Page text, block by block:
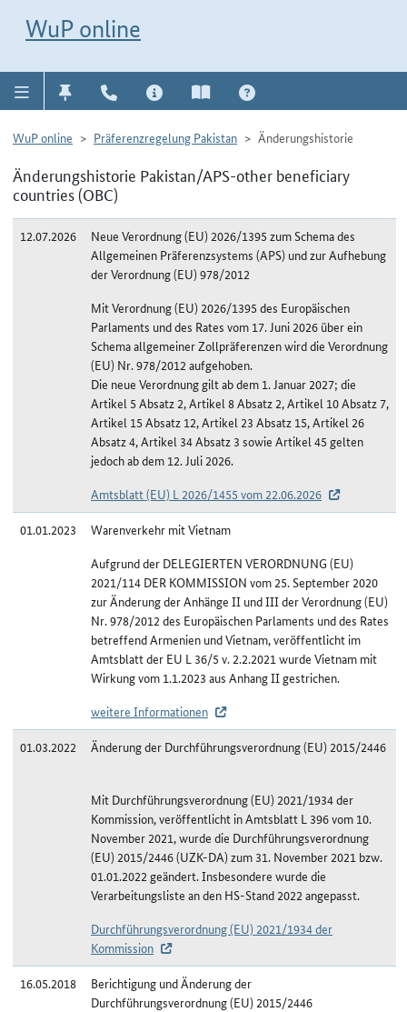
WuP online
WuP online Präferenzregelung Pakistan Änderungshistorie
Änderungshistorie Pakistan/APS-other beneficiary
countries (OBC)
12.07.2026
Neue Verordnung (EU) 2026/1395 zum Schema des
Allgemeinen Präferenzsystems (APS) und zur Aufhebung
der Verordnung (EU) 978/2012
Mit Verordnung (EU) 2026/1395 des Europäischen
Parlaments und des Rates vom 17. Juni 2026 über ein
Schema allgemeiner Zollpräferenzen wird die Verordnung
(EU) Nr. 978/2012 aufgehoben.
Die neue Verordnung gilt ab dem 1. Januar 2027; die
Artikel 5 Absatz 2, Artikel 8 Absatz 2, Artikel 10 Absatz 7,
Artikel 15 Absatz 12, Artikel 23 Absatz 15, Artikel 26
Absatz 4, Artikel 34 Absatz 3 sowie Artikel 45 gelten
jedoch ab dem 12. Juli 2026.
Amtsblatt (EU) L 2026/1455 vom 22.06.2026
01.01.2023
Warenverkehr mit Vietnam
Aufgrund der DELEGIERTEN VERORDNUNG (EU)
2021/114 DER KOMMISSION vom 25. September 2020
zur Änderung der Anhänge II und III der Verordnung (EU)
Nr. 978/2012 des Europäischen Parlaments und des Rates
betreffend Armenien und Vietnam, veröffentlicht im
Amtsblatt der EU L 36/5 v. 2.2.2021 wurde Vietnam mit
Wirkung vom 1.1.2023 aus Anhang II gestrichen.
weitere Informationen
01.03.2022
Änderung der Durchführungsverordnung (EU) 2015/2446
Mit Durchführungsverordnung (EU) 2021/1934 der
Kommission, veröffentlicht in Amtsblatt L 396 vom 10.
November 2021, wurde die Durchführungsverordnung
(EU) 2015/2446 (UZK-DA) zum 31. November 2021 bzw.
01.01.2022 geändert. Insbesondere wurde die
Verarbeitungsliste an den HS-Stand 2022 angepasst.
Durchführungsverordnung (EU) 2021/1934 der
Kommission
16.05.2018
Berichtigung und Änderung der
Durchführungsverordnung (EU) 2015/2446